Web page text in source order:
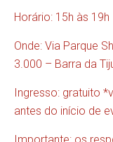
Horário: 15h às 19h
Onde: Via Parque
3.000 – Barra da
Ingresso: gratuito
antes do início de